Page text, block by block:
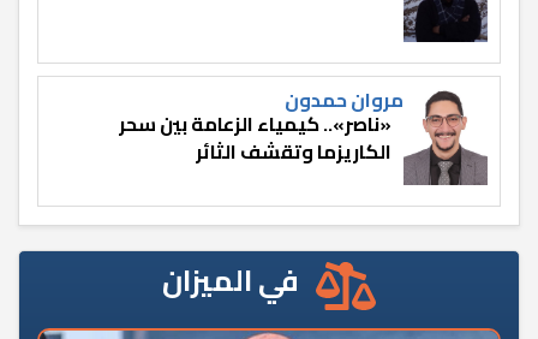
مروان حمدون
«ناصر».. كيمياء الزعامة بين سحر
الكاريزما وتقشف الثائر
في الميزان